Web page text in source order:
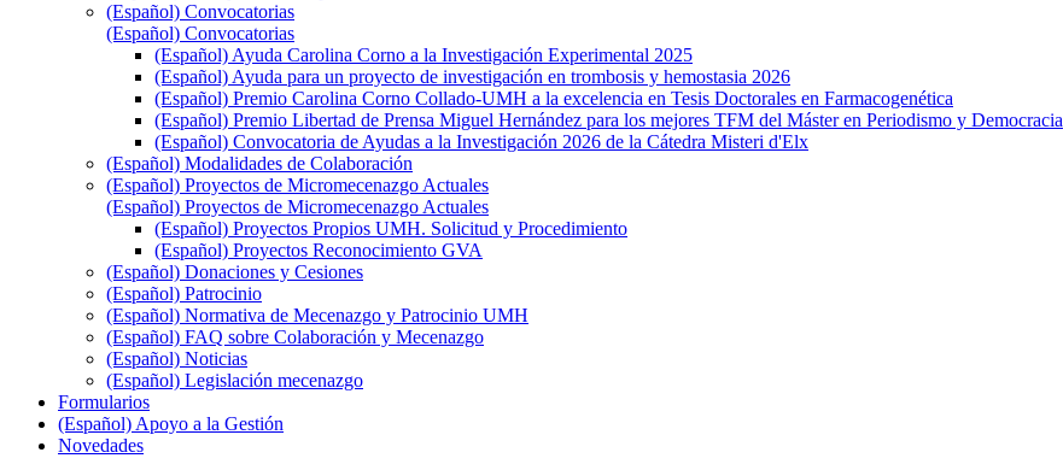
(Español) Convocatorias
(Español) Convocatorias
(Español) Ayuda Carolina Corno a la Investigación Experimental 2025
(Español) Ayuda para un proyecto de investigación en trombosis y hemostasia 2026
(Español) Premio Carolina Corno Collado-UMH a la excelencia en Tesis Doctorales en Farmacogenética
(Español) Premio Libertad de Prensa Miguel Hernández para los mejores TFM del Máster en Periodismo y Democracia
(Español) Convocatoria de Ayudas a la Investigación 2026 de la Cátedra Misteri d'Elx
(Español) Modalidades de Colaboración
(Español) Proyectos de Micromecenazgo Actuales
(Español) Proyectos de Micromecenazgo Actuales
(Español) Proyectos Propios UMH. Solicitud y Procedimiento
(Español) Proyectos Reconocimiento GVA
(Español) Donaciones y Cesiones
(Español) Patrocinio
(Español) Normativa de Mecenazgo y Patrocinio UMH
(Español) FAQ sobre Colaboración y Mecenazgo
(Español) Noticias
(Español) Legislación mecenazgo
Formularios
(Español) Apoyo a la Gestión
Novedades